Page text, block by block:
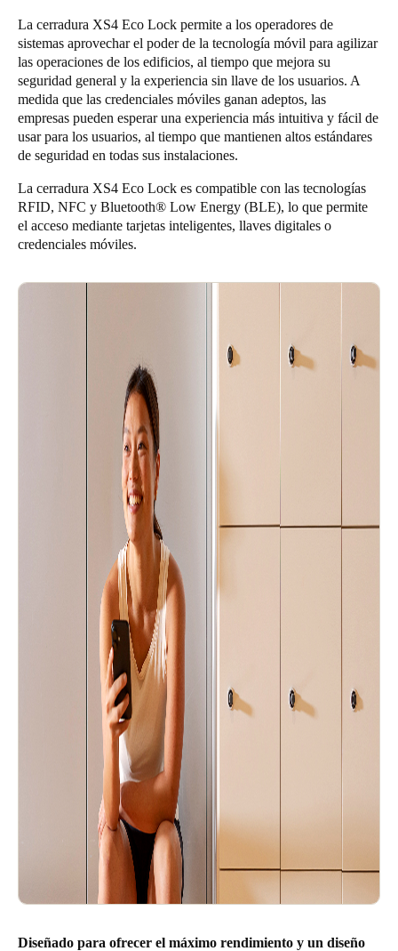
La cerradura XS4 Eco Lock permite a los operadores de
sistemas aprovechar el poder de la tecnología móvil para agilizar
las operaciones de los edificios, al tiempo que mejora su
seguridad general y la experiencia sin llave de los usuarios. A
medida que las credenciales móviles ganan adeptos, las
empresas pueden esperar una experiencia más intuitiva y fácil de
usar para los usuarios, al tiempo que mantienen altos estándares
de seguridad en todas sus instalaciones.
La cerradura XS4 Eco Lock es compatible con las tecnologías
RFID, NFC y Bluetooth® Low Energy (BLE), lo que permite
el acceso mediante tarjetas inteligentes, llaves digitales o
credenciales móviles.
Diseñado para ofrecer el máximo rendimiento y un diseño